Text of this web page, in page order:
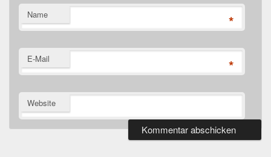
Name *
E-Mail *
Website